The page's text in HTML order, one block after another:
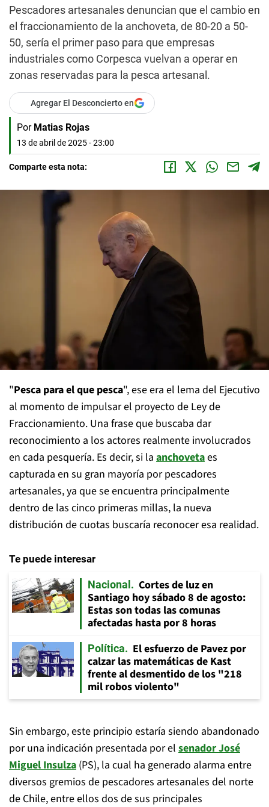
Pescadores artesanales denuncian que el cambio en
el fraccionamiento de la anchoveta, de 80-20 a 50-
50, sería el primer paso para que empresas
industriales como Corpesca vuelvan a operar en
zonas reservadas para la pesca artesanal.
Agregar El Desconcierto en
Por Matias Rojas
13 de abril de 2025 - 23:00
Comparte esta nota:
"Pesca para el que pesca", ese era el lema del Ejecutivo
al momento de impulsar el proyecto de Ley de
Fraccionamiento. Una frase que buscaba dar
reconocimiento a los actores realmente involucrados
en cada pesquería. Es decir, si la anchovetaes
capturada en su gran mayoría por pescadores
artesanales, ya que se encuentra principalmente
dentro de las cinco primeras millas, la nueva
distribución de cuotas buscaría reconocer esa realidad.
Te puede interesar
Nacional
Cortes de luz en
Santiago hoy sábado 8 de agosto:
Estas son todas las comunas
afectadas hasta por 8 horas
Política
El esfuerzo de Pavez por
calzar las matemáticas de Kast
frente al desmentido de los "218
mil robos violento"
Sin embargo, este principio estaría siendo abandonado
por una indicación presentada por el senador José
Miguel Insulza (PS), la cual ha generado alarma entre
diversos gremios de pescadores artesanales del norte
de Chile, entre ellos dos de sus principales